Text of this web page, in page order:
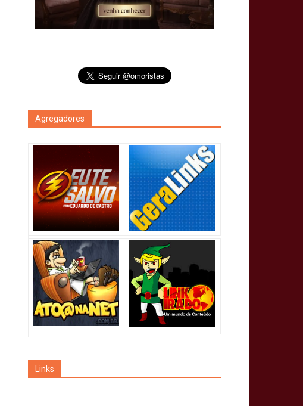
Agregadores
Links